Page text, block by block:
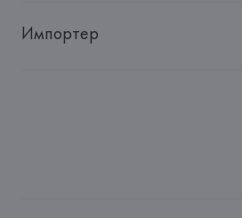
Импортер